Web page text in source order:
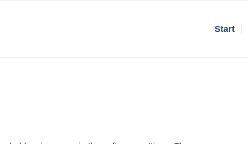
Start